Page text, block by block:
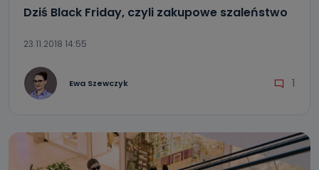
Dziś Black Friday, czyli zakupowe szaleństwo
23.11.2018 14:55
Ewa Szewczyk 1